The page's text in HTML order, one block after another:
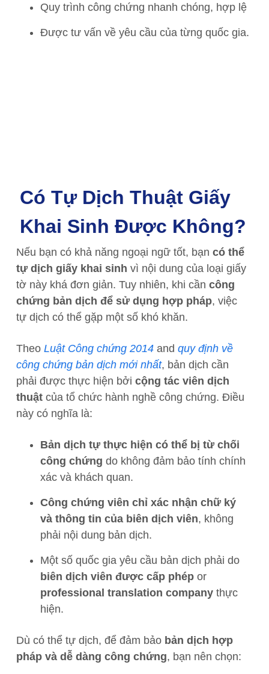
Quy trình công chứng nhanh chóng, hợp lệ
Được tư vấn về yêu cầu của từng quốc gia.
Có Tự Dịch Thuật Giấy
Khai Sinh Được Không?
Nếu bạn có khả năng ngoại ngữ tốt, bạn có thể
tự dịch giấy khai sinh vì nội dung của loại giấy
tờ này khá đơn giản. Tuy nhiên, khi cần công
chứng bản dịch để sử dụng hợp pháp, việc
tự dịch có thể gặp một số khó khăn.
Theo Luật Công chứng 2014 and quy định về
công chứng bản dịch mới nhất, bản dịch cần
phải được thực hiện bởi cộng tác viên dịch
thuật của tổ chức hành nghề công chứng. Điều
này có nghĩa là:
Bản dịch tự thực hiện có thể bị từ chối
công chứng do không đảm bảo tính chính
xác và khách quan.
Công chứng viên chỉ xác nhận chữ ký
và thông tin của biên dịch viên, không
phải nội dung bản dịch.
Một số quốc gia yêu cầu bản dịch phải do
biên dịch viên được cấp phép or
professional translation company thực
hiện.
Dù có thể tự dịch, để đảm bảo bản dịch hợp
pháp và dễ dàng công chứng, bạn nên chọn: